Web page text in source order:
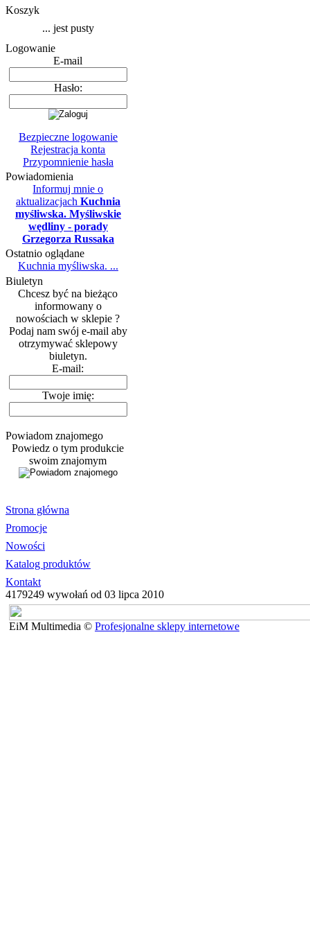
Koszyk
... jest pusty
Logowanie
E-mail
Hasło:
Bezpieczne logowanie
Rejestracja konta
Przypomnienie hasła
Powiadomienia
Informuj mnie o
aktualizacjach Kuchnia
myśliwska. Myśliwskie
wędliny - porady
Grzegorza Russaka
Ostatnio oglądane
Kuchnia myśliwska. ...
Biuletyn
Chcesz być na bieżąco
informowany o
nowościach w sklepie ?
Podaj nam swój e-mail aby
otrzymywać sklepowy
biuletyn.
E-mail:
Twoje imię:
Powiadom znajomego
Powiedz o tym produkcie
swoim znajomym
Strona główna
Promocje
Nowości
Katalog produktów
Kontakt
4179249 wywołań od 03 lipca 2010
EiM Multimedia © Profesjonalne sklepy internetowe